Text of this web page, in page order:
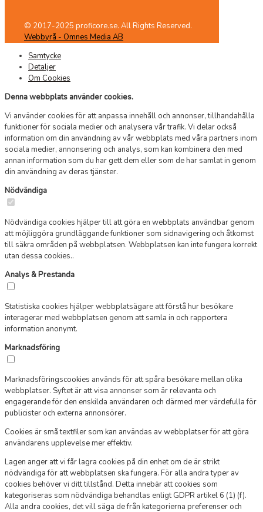
© 2017-2025 proficore.se. All Rights Reserved.
Webbyrå - Omnes Media AB
Samtycke
Detaljer
Om Cookies
Denna webbplats använder cookies.
Vi använder cookies för att anpassa innehåll och annonser, tillhandahålla
funktioner för sociala medier och analysera vår trafik. Vi delar också
information om din användning av vår webbplats med våra partners inom
sociala medier, annonsering och analys, som kan kombinera den med
annan information som du har gett dem eller som de har samlat in genom
din användning av deras tjänster.
Nödvändiga
Nödvändiga cookies hjälper till att göra en webbplats användbar genom
att möjliggöra grundläggande funktioner som sidnavigering och åtkomst
till säkra områden på webbplatsen. Webbplatsen kan inte fungera korrekt
utan dessa cookies..
Analys & Prestanda
Statistiska cookies hjälper webbplatsägare att förstå hur besökare
interagerar med webbplatsen genom att samla in och rapportera
information anonymt.
Marknadsföring
Marknadsföringscookies används för att spåra besökare mellan olika
webbplatser. Syftet är att visa annonser som är relevanta och
engagerande för den enskilda användaren och därmed mer värdefulla för
publicister och externa annonsörer.
Cookies är små textfiler som kan användas av webbplatser för att göra
användarens upplevelse mer effektiv.
Lagen anger att vi får lagra cookies på din enhet om de är strikt
nödvändiga för att webbplatsen ska fungera. För alla andra typer av
cookies behöver vi ditt tillstånd. Detta innebär att cookies som
kategoriseras som nödvändiga behandlas enligt GDPR artikel 6 (1) (f).
Alla andra cookies, det vill säga de från kategorierna preferenser och